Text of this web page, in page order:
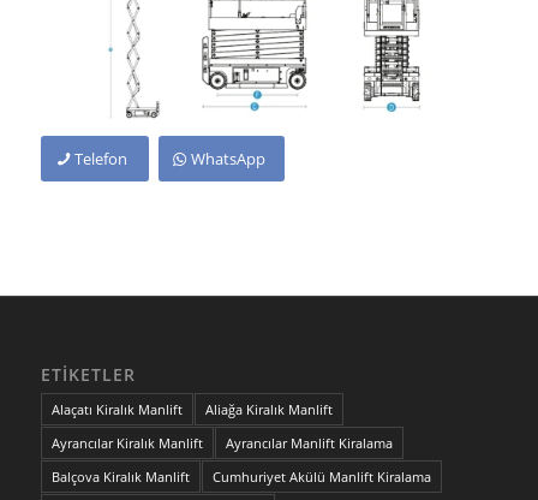
Telefon WhatsApp
ETIKETLER
Alaçatı Kiralık Manlift
Aliağa Kiralık Manlift
Ayrancılar Kiralık Manlift
Ayrancılar Manlift Kiralama
Balçova Kiralık Manlift
Cumhuriyet Akülü Manlift Kiralama